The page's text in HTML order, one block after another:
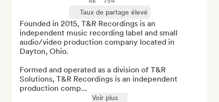
Taux de partage élevé
Founded in 2015, T&R Recordings is an
independent music recording label and small
audio/video production company located in
Dayton, Ohio.
Formed and operated as a division of T&R
Solutions, T&R Recordings is an independent
production comp...
Voir plus